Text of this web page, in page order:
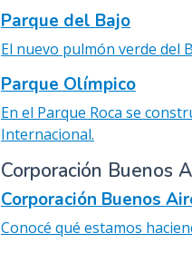
Parque del Bajo
El nuevo pulmón verde del
Parque Olímpico
En el Parque Roca se
Internacional.
Corporación Buenos
Corporación Buenos
Conocé qué estamos